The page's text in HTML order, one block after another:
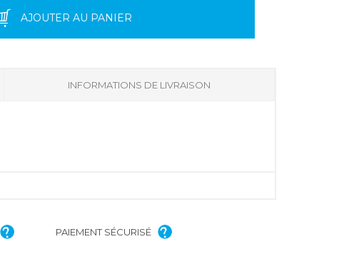
AJOUTER AU PANIER
INFORMATIONS DE LIVRAISON
PAIEMENT SÉCURISÉ